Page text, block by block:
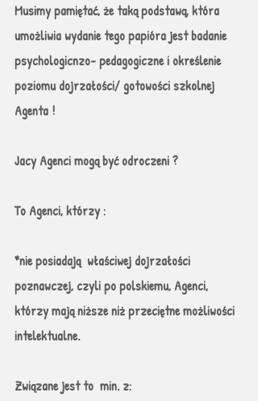
Musimy pamiętać, że taką podstawą, która
umożliwia wydanie tego papióra jest badanie
psychologicnzo- pedagogiczne i określenie
poziomu dojrzałości/ gotowości szkolnej
Agenta !
Jacy Agenci mogą być odroczeni ?
To Agenci, którzy :
*nie posiadają  właściwej dojrzałości
poznawczej, czyli po polskiemu, Agenci,
którzy mają niższe niż przeciętne możliwości
intelektualne.
Związane jest to  min. z: